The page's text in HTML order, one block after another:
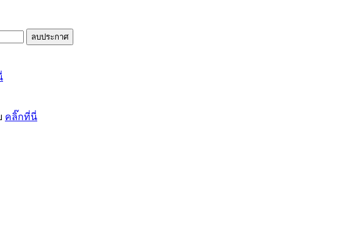
คลิ๊กที่นี่